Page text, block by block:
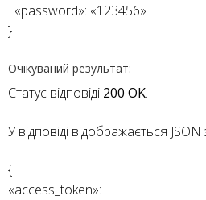
«password»: «123456»
}
Очікуваний результат:
Статус відповіді 200 OK.
У відповіді відображається
{
«access_token»: